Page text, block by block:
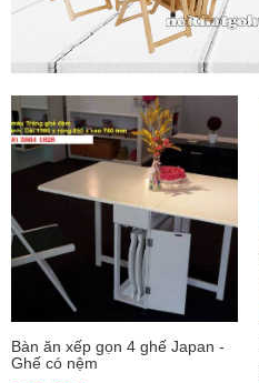
Bàn ăn xếp gọn 4 ghế Japan -
Ghế có nệm